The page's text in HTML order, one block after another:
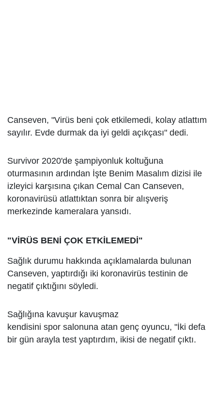
Canseven, "Virüs beni çok etkilemedi, kolay atlattım
sayılır. Evde durmak da iyi geldi açıkçası" dedi.
Survivor 2020'de şampiyonluk koltuğuna
oturmasının ardından İşte Benim Masalım dizisi ile
izleyici karşısına çıkan Cemal Can Canseven,
koronavirüsü atlattıktan sonra bir alışveriş
merkezinde kameralara yansıdı.
"VİRÜS BENİ ÇOK ETKİLEMEDİ"
Sağlık durumu hakkında açıklamalarda bulunan
Canseven, yaptırdığı iki koronavirüs testinin de
negatif çıktığını söyledi.
Sağlığına kavuşur kavuşmaz
kendisini spor salonuna atan genç oyuncu, "İki defa
bir gün arayla test yaptırdım, ikisi de negatif çıktı.